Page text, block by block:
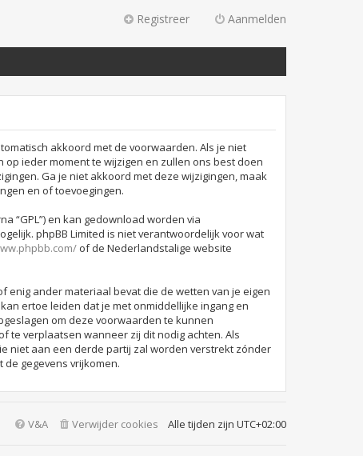
Aanmelden
Registreer
akkoord met de voorwaarden. Als je niet
ieder moment te wijzigen en zullen ons best doen
Ga je niet akkoord met deze wijzigingen, maak
en of toevoegingen.
“GPL”) en kan gedownload worden via
phpBB Limited is niet verantwoordelijk voor wat
of de Nederlandstalige website
enig ander materiaal bevat die de wetten van je eigen
ertoe leiden dat je met onmiddellijke ingang en
om deze voorwaarden te kunnen
te verplaatsen wanneer zij dit nodig achten. Als
niet aan een derde partij zal worden verstrekt zónder
gegevens vrijkomen.
Alle tijden zijn UTC+02:00
Verwijder cookies
V&A